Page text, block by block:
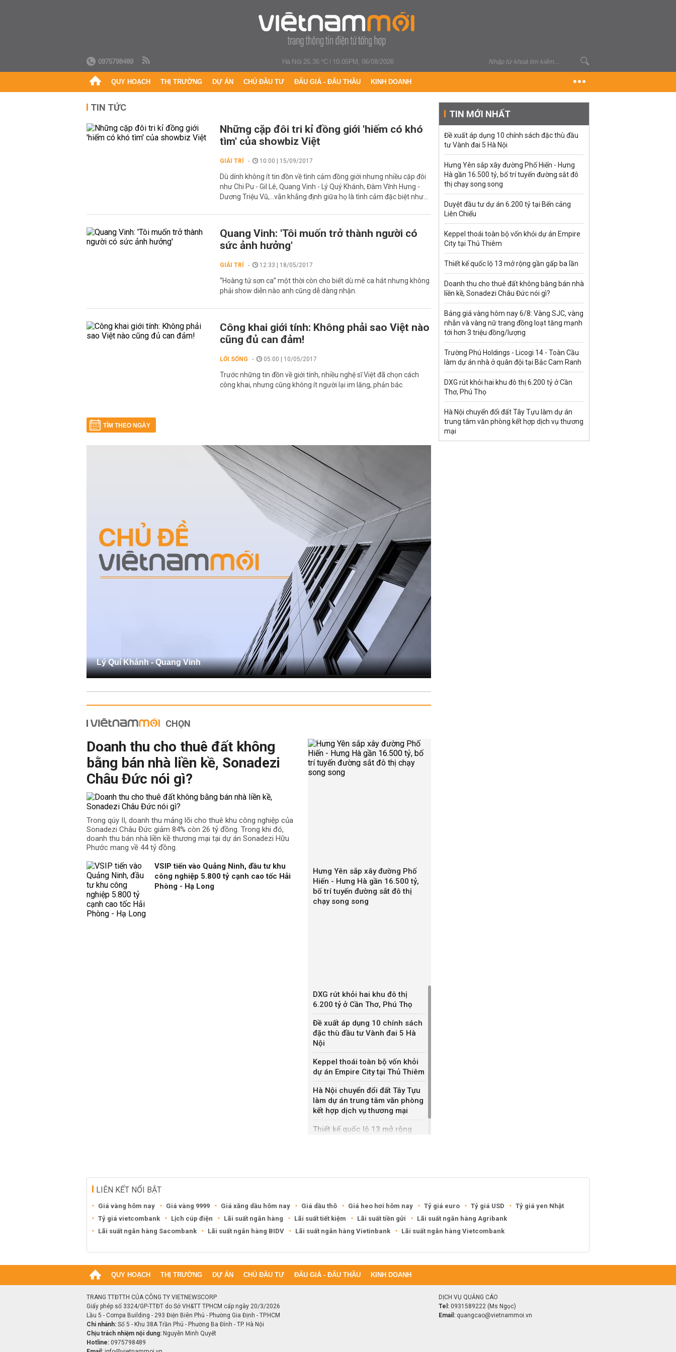
0975798489 Hà Nội 25.35 °C| 10:05PM, 06/08/2026
QUY HOẠCH THỊ TRƯỜNG DỰ ÁN CHỦ ĐẦU TƯ ĐẤU GIÁ - ĐẤU THẦU KINH DOANH
TIN TỨC
Những cặp đôi tri kỉ đồng giới 'hiếm có khó
tìm' của showbiz Việt
GIẢI TRÍ 10:00 | 15/09/2017
Dù dính không ít tin đồn về tình cảm đồng giới nhưng nhiều cặp đôi
như Chi Pu - Gil Lê, Quang Vinh - Lý Quý Khánh, Đàm Vĩnh Hưng -
Dương Triệu Vũ,…vẫn khẳng định giữa họ là tình cảm đặc biệt như...
Quang Vinh: 'Tôi muốn trở thành người có
sức ảnh hưởng'
GIẢI TRÍ 12:33 | 18/05/2017
“Hoàng tử sơn ca” một thời còn cho biết dù mê ca hát nhưng không
phải show diễn nào anh cũng dễ dàng nhận.
Công khai giới tính: Không phải sao Việt nào
cũng đủ can đảm!
LỐI SỐNG 05:00 | 10/05/2017
Trước những tin đồn về giới tính, nhiều nghệ sĩ Việt đã chọn cách
công khai, nhưng cũng không ít người lại im lăng, phản bác.
TÌM THEO NGÀY
Lý Quí Khánh - Quang Vinh
CHỌN
Doanh thu cho thuê đất không
bằng bán nhà liền kề, Sonadezi
Châu Đức nói gì?
Trong qúy II, doanh thu mảng lõi cho thuê khu công nghiệp của
Sonadezi Châu Đức giảm 84% còn 26 tỷ đồng. Trong khi đó,
doanh thu bán nhà liền kề thương mại tại dự án Sonadezi Hữu
Phước mang về 44 tỷ đồng.
VSIP tiến vào Quảng Ninh, đầu tư khu
công nghiệp 5.800 tỷ cạnh cao tốc Hải
Phòng - Hạ Long
Hưng Yên sắp xây đường Phố
Hiến - Hưng Hà gần 16.500 tỷ,
bố trí tuyến đường sắt đô thị
chạy song song
DXG rút khỏi hai khu đô thị
6.200 tỷ ở Cần Thơ, Phú Thọ
Đề xuất áp dụng 10 chính sách
đặc thù đầu tư Vành đai 5 Hà
Nội
Keppel thoái toàn bộ vốn khỏi
dự án Empire City tại Thủ Thiêm
Hà Nội chuyển đổi đất Tây Tựu
làm dự án trung tâm văn phòng
kết hợp dịch vụ thương mại
Thiết kế quốc lộ 13 mở rộng
TIN MỚI NHẤT
Đề xuất áp dụng 10 chính sách đặc thù đầu
tư Vành đai 5 Hà Nội
Hưng Yên sắp xây đường Phố Hiến - Hưng
Hà gần 16.500 tỷ, bố trí tuyến đường sắt đô
thị chạy song song
Duyệt đầu tư dự án 6.200 tỷ tại Bến cảng
Liên Chiểu
Keppel thoái toàn bộ vốn khỏi dự án Empire
City tại Thủ Thiêm
Thiết kế quốc lộ 13 mở rộng gần gấp ba lần
Doanh thu cho thuê đất không bằng bán nhà
liền kề, Sonadezi Châu Đức nói gì?
Bảng giá vàng hôm nay 6/8: Vàng SJC, vàng
nhẫn và vàng nữ trang đồng loạt tăng mạnh
tới hơn 3 triệu đồng/lượng
Trường Phú Holdings - Licogi 14 - Toàn Cầu
làm dự án nhà ở quân đội tại Bắc Cam Ranh
DXG rút khỏi hai khu đô thị 6.200 tỷ ở Cần
Thơ, Phú Thọ
Hà Nội chuyển đổi đất Tây Tựu làm dự án
trung tâm văn phòng kết hợp dịch vụ thương
mại
LIÊN KẾT NỔI BẬT
Giá vàng hôm nay Giá vàng 9999 Giá xăng dầu hôm nay Giá dầu thô Giá heo hơi hôm nay Tỷ giá euro Tỷ giá USD
Tỷ giá yen Nhật
Tỷ giá vietcombank
Lịch cúp điện Lãi suất ngân hàng Lãi suất tiết kiệm Lãi suất tiền gửi
Lãi suất ngân hàng Agribank
Lãi suất ngân hàng Sacombank
Lãi suất ngân hàng BIDV Lãi suất ngân hàng Vietinbank Lãi suất ngân hàng Vietcombank
QUY HOẠCH THỊ TRƯỜNG DỰ ÁN CHỦ ĐẦU TƯ ĐẤU GIÁ - ĐẤU THẦU KINH DOANH
TRANG TTĐTTH CỦA CÔNG TY VIETNEWSCORP
Giấy phép số 3324/GP-TTĐT do Sở VH&TT TPHCM cấp ngày 20/3/2026
Lầu 5 - Compa Building - 293 Điện Biên Phủ - Phường Gia Định - TP.HCM
Chi nhánh: Số 5 - Khu 38A Trần Phú - Phường Ba Đình - TP. Hà Nội
Chịu trách nhiệm nội dung: Nguyễn Minh Quyết
Hotline: 0975798489
DỊCH VỤ QUẢNG CÁO
Tel: 0931589222 (Ms Ngọc)
Email: quangcao@vietnammoi.vn